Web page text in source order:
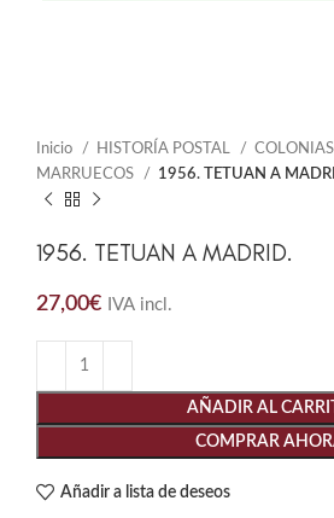
Inicio HISTORÍA POSTAL
MARRUECOS
1956. TETUAN A
1956. TETUAN A MADRID.
27,00€ IVA incl.
AÑADIR AL
COMPRAR
Añadir a lista de deseos